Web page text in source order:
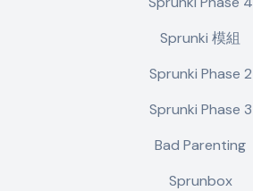
Sprunki 模組
Sprunki Phase 2
Sprunki Phase 3
Bad Parenting
Sprunbox